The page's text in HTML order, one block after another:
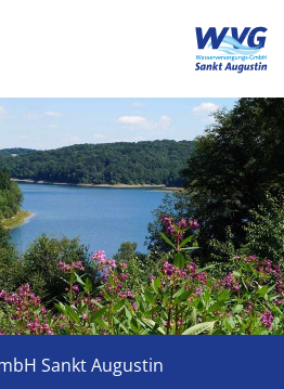
Sankt Augustin